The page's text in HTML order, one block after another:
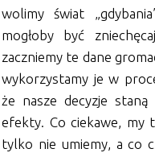
wolimy świat
mogłoby być
zaczniemy te dane
wykorzystamy je w
że nasze decyzje
efekty. Co ciekawe, my
tylko nie umiemy, a co